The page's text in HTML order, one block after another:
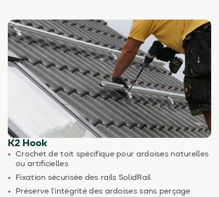
K2 Hook
Crochet de toit spécifique pour ardoises naturelles
ou artificielles
Fixation sécurisée des rails SolidRail
Préserve l’intégrité des ardoises sans perçage